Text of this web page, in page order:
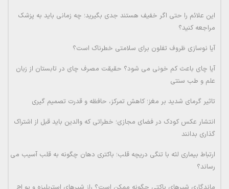
این علائم را حتی اگر خفیف هستند جدی بگیرید؛ چه زمانی باید به پزشک
مراجعه کنید؟
آیا نوسازی ظروف تفلون برای سلامتی خطرناک است؟
آیا چای باعث کم خونی می شود؟ حقیقت مصرف چای در تابستان از زبان
علم و طب سنتی
تاثیر گرمای شدید بر مغز؛ کاهش تمرکز، حافظه و قدرت تصمیم گیری
انتشار عکس کودک در فضای مجازی؛ خطراتی که والدین باید قبل از اشتراک
گذاری بدانند
ارتباط بیماری لثه با تنگی دریچه قلب؛ باکتری دهان چگونه به قلب آسیب می
رساند؟